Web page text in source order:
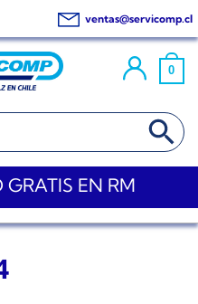
ventas@servicomp.cl
0
BOTÓN DE
GRATIS EN RM